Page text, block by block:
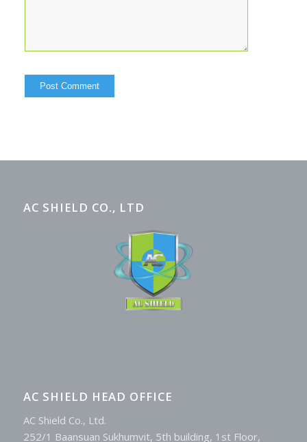
AC SHIELD CO., LTD
AC SHIELD HEAD OFFICE
AC Shield Co., Ltd.
252/1 Baansuan Sukhumvit, 5th building, 1st Floor,